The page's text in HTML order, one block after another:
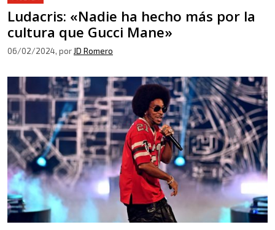
Ludacris: «Nadie ha hecho más por la
cultura que Gucci Mane»
06/02/2024, por JD Romero